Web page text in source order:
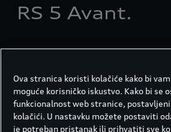
RS 5 Avant.
Ova stranica koristi kolačiće kako bi
moguće korisničko iskustvo. Kako bi se
funkcionalnost web stranice,
kolačići. U nastavku možete postaviti
je potreban pristanak ili prihvatiti sve